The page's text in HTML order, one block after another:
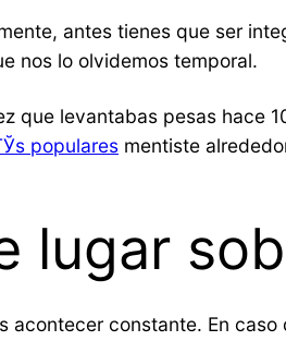
antes tienes que ser
nos lo olvidemos temporal.
que levantabas pesas hace
populares mentiste
lugar
acontecer constante. En